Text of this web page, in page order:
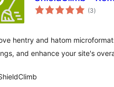
(3)
hentry and hatom
and enhance your site's